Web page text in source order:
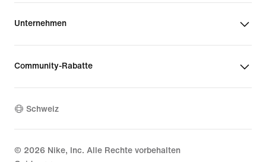
Unternehmen
Community-Rabatte
Schweiz
© 2026 Nike, Inc. Alle Rechte vorbehalten